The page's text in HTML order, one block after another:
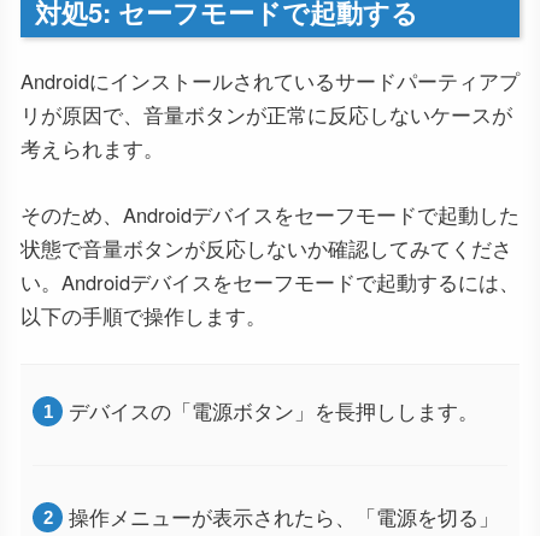
対処5: セーフモードで起動する
Androidにインストールされているサードパーティアプ
リが原因で、音量ボタンが正常に反応しないケースが
考えられます。
そのため、Androidデバイスをセーフモードで起動した
状態で音量ボタンが反応しないか確認してみてくださ
い。Androidデバイスをセーフモードで起動するには、
以下の手順で操作します。
デバイスの「電源ボタン」を長押しします。
操作メニューが表示されたら、「電源を切る」